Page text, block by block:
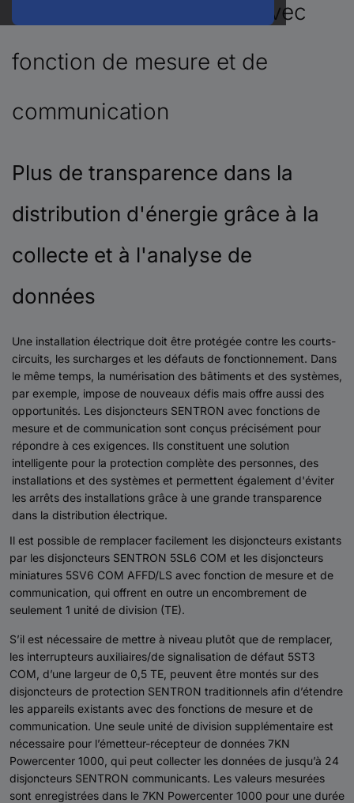
Disjoncteurs SENTRON avec
fonction de mesure et de
communication
Plus de transparence dans la
distribution d'énergie grâce à la
collecte et à l'analyse de
données
Une installation électrique doit être protégée contre les courts-
circuits, les surcharges et les défauts de fonctionnement. Dans
le même temps, la numérisation des bâtiments et des systèmes,
par exemple, impose de nouveaux défis mais offre aussi des
opportunités. Les disjoncteurs SENTRON avec fonctions de
mesure et de communication sont conçus précisément pour
répondre à ces exigences. Ils constituent une solution
intelligente pour la protection complète des personnes, des
installations et des systèmes et permettent également d'éviter
les arrêts des installations grâce à une grande transparence
dans la distribution électrique.
Il est possible de remplacer facilement les disjoncteurs existants
par les disjoncteurs SENTRON 5SL6 COM et les disjoncteurs
miniatures 5SV6 COM AFFD/LS avec fonction de mesure et de
communication, qui offrent en outre un encombrement de
seulement 1 unité de division (TE).
S’il est nécessaire de mettre à niveau plutôt que de remplacer,
les interrupteurs auxiliaires/de signalisation de défaut 5ST3
COM, d’une largeur de 0,5 TE, peuvent être montés sur des
disjoncteurs de protection SENTRON traditionnels afin d’étendre
les appareils existants avec des fonctions de mesure et de
communication. Une seule unité de division supplémentaire est
nécessaire pour l’émetteur-récepteur de données 7KN
Powercenter 1000, qui peut collecter les données de jusqu’à 24
disjoncteurs SENTRON communicants. Les valeurs mesurées
sont enregistrées dans le 7KN Powercenter 1000 pour une durée